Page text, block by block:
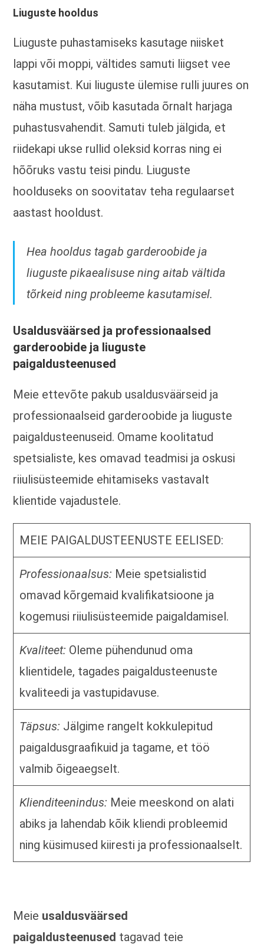
Liuguste hooldus
Liuguste puhastamiseks kasutage niisket
lappi või moppi, vältides samuti liigset vee
kasutamist. Kui liuguste ülemise rulli juures on
näha mustust, võib kasutada õrnalt harjaga
puhastusvahendit. Samuti tuleb jälgida, et
riidekapi ukse rullid oleksid korras ning ei
hõõruks vastu teisi pindu. Liuguste
hoolduseks on soovitatav teha regulaarset
aastast hooldust.
Hea hooldus tagab garderoobide ja
liuguste pikaealisuse ning aitab vältida
tõrkeid ning probleeme kasutamisel.
Usaldusväärsed ja professionaalsed
garderoobide ja liuguste
paigaldusteenused
Meie ettevõte pakub usaldusväärseid ja
professionaalseid garderoobide ja liuguste
paigaldusteenuseid. Omame koolitatud
spetsialiste, kes omavad teadmisi ja oskusi
riiulisüsteemide ehitamiseks vastavalt
klientide vajadustele.
MEIE PAIGALDUSTEENUSTE EELISED:
Professionaalsus: Meie spetsialistid
omavad kõrgemaid kvalifikatsioone ja
kogemusi riiulisüsteemide paigaldamisel.
Kvaliteet: Oleme pühendunud oma
klientidele, tagades paigaldusteenuste
kvaliteedi ja vastupidavuse.
Täpsus: Jälgime rangelt kokkulepitud
paigaldusgraafikuid ja tagame, et töö
valmib õigeaegselt.
Klienditeenindus: Meie meeskond on alati
abiks ja lahendab kõik kliendi probleemid
ning küsimused kiiresti ja professionaalselt.
Meie usaldusväärsed
paigaldusteenused tagavad teie